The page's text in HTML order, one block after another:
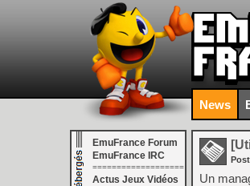
News
EmuFrance Forum
EmuFrance IRC
===================
Actus Jeux Vidéos
Un